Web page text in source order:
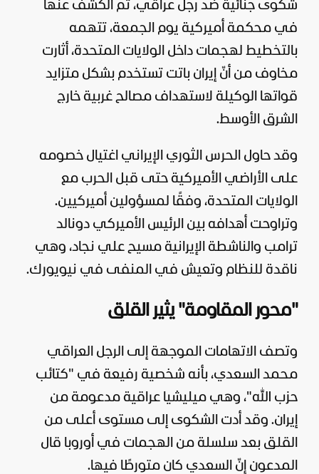
شكوى جنائية ضد رجل عراقي، تم الكشف عنها
في محكمة أميركية يوم الجمعة، تتهمه
بالتخطيط لهجمات داخل الولايات المتحدة، أثارت
مخاوف من أنّ إيران باتت تستخدم بشكل متزايد
قواتها الوكيلة لاستهداف مصالح غربية خارج
الشرق الأوسط.
وقد حاول الحرس الثوري الإيراني اغتيال خصومه
على الأراضي الأميركية حتى قبل الحرب مع
الولايات المتحدة، وفقًا لمسؤولين أميركيين.
وتراوحت أهدافه بين الرئيس الأميركي دونالد
ترامب والناشطة الإيرانية مسيح علي نجاد، وهي
ناقدة للنظام وتعيش في المنفى في نيويورك.
"محور المقاومة" يثير القلق
وتصف الاتهامات الموجهة إلى الرجل العراقي
محمد السعدي، بأنه شخصية رفيعة في "كتائب
حزب الله"، وهي ميليشيا عراقية مدعومة من
إيران. وقد أدت الشكوى إلى مستوى أعلى من
القلق بعد سلسلة من الهجمات في أوروبا قال
المدعون إنّ السعدي كان متورطًا فيها.